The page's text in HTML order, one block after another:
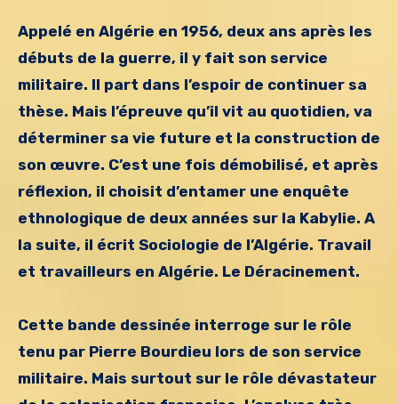
Appelé en Algérie en 1956, deux ans après les
débuts de la guerre, il y fait son service
militaire. Il part dans l’espoir de continuer sa
thèse. Mais l’épreuve qu’il vit au quotidien, va
déterminer sa vie future et la construction de
son œuvre. C’est une fois démobilisé, et après
réflexion, il choisit d’entamer une enquête
ethnologique de deux années sur la Kabylie. A
la suite, il écrit Sociologie de l’Algérie. Travail
et travailleurs en Algérie. Le Déracinement.
Cette bande dessinée interroge sur le rôle
tenu par Pierre Bourdieu lors de son service
militaire. Mais surtout sur le rôle dévastateur